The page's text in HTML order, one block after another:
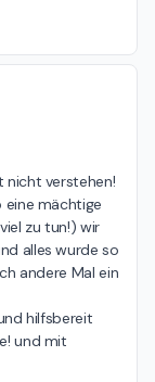
nicht verstehen!
eine mächtige
zu tun!) wir
alles wurde so
andere Mal ein
hilfsbereit
und mit